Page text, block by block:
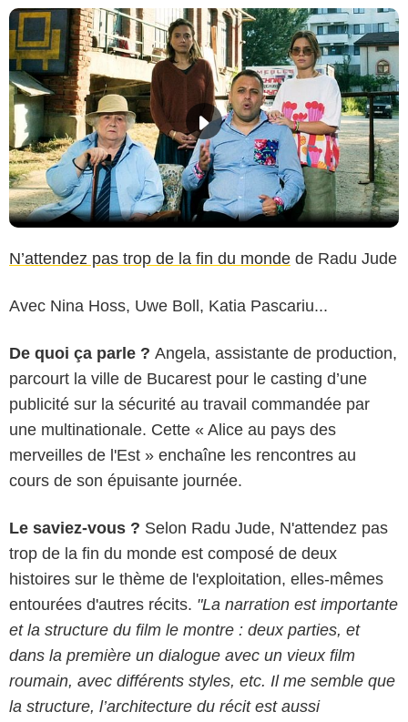
N’attendez pas trop de la fin du monde de Radu Jude
Avec Nina Hoss, Uwe Boll, Katia Pascariu...
De quoi ça parle ? Angela, assistante de production,
parcourt la ville de Bucarest pour le casting d’une
publicité sur la sécurité au travail commandée par
une multinationale. Cette « Alice au pays des
merveilles de l'Est » enchaîne les rencontres au
cours de son épuisante journée.
Le saviez-vous ? Selon Radu Jude, N'attendez pas
trop de la fin du monde est composé de deux
histoires sur le thème de l'exploitation, elles-mêmes
entourées d'autres récits. "La narration est importante
et la structure du film le montre : deux parties, et
dans la première un dialogue avec un vieux film
roumain, avec différents styles, etc. Il me semble que
la structure, l’architecture du récit est aussi